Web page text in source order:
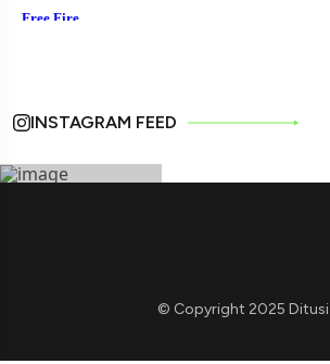
INSTAGRAM FEED
© Copyright 2025 Ditusi